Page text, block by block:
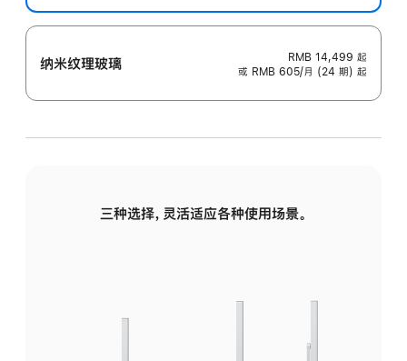
纳米纹理玻璃 RMB 14,499 起
或 RMB 605/月 (24 期) 起
三种选择，灵活适应各种使用场景。